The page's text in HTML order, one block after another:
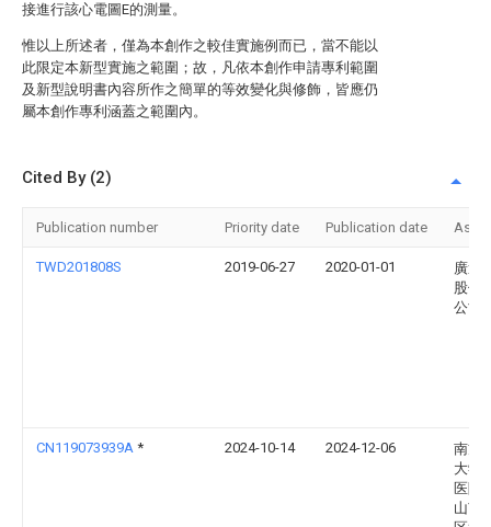
接進行該心電圖E的測量。
惟以上所述者，僅為本創作之較佳實施例而已，當不能以
此限定本新型實施之範圍；故，凡依本創作申請專利範圍
及新型說明書內容所作之簡單的等效變化與修飾，皆應仍
屬本創作專利涵蓋之範圍內。
Cited By (2)
Publication number Priority date Publication date
TWD201808S 2019-06-27 2020-01-01
廣達
股份
公司
CN119073939A * 2024-10-14 2024-12-06
南方
大学
医院(
山市